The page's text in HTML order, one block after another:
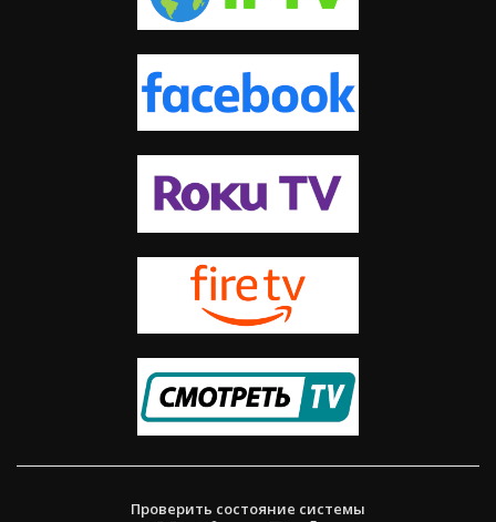
Проверить состояние системы